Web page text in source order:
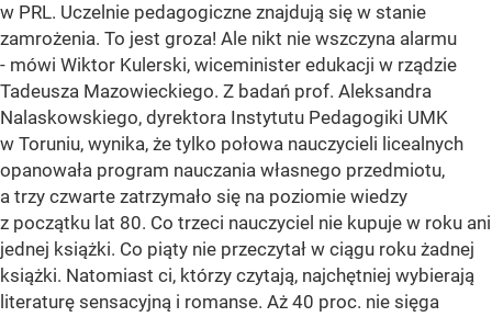
w PRL. Uczelnie pedagogiczne znajdują się w stanie
zamrożenia. To jest groza! Ale nikt nie wszczyna alarmu
- mówi Wiktor Kulerski, wiceminister edukacji w rządzie
Tadeusza Mazowieckiego. Z badań prof. Aleksandra
Nalaskowskiego, dyrektora Instytutu Pedagogiki UMK
w Toruniu, wynika, że tylko połowa nauczycieli licealnych
opanowała program nauczania własnego przedmiotu,
a trzy czwarte zatrzymało się na poziomie wiedzy
z początku lat 80. Co trzeci nauczyciel nie kupuje w roku ani
jednej książki. Co piąty nie przeczytał w ciągu roku żadnej
książki. Natomiast ci, którzy czytają, najchętniej wybierają
literaturę sensacyjną i romanse. Aż 40 proc. nie sięga